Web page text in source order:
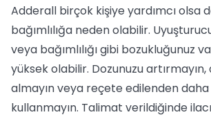
Adderall birçok kişiye yardımcı olsa
bağımlılığa neden olabilir.
veya bağımlılığı gibi bozukluğunuz
yüksek olabilir. Dozunuzu artırmayın,
almayın veya reçete edilenden daha
kullanmayın. Talimat verildiğinde